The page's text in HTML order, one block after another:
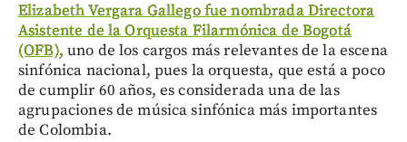
Elizabeth Vergara Gallego fue nombrada Directora
Asistente de la Orquesta Filarmónica de Bogotá
(OFB), uno de los cargos más relevantes de la escena
sinfónica nacional, pues la orquesta, que está a poco
de cumplir 60 años, es considerada una de las
agrupaciones de música sinfónica más importantes
de Colombia.